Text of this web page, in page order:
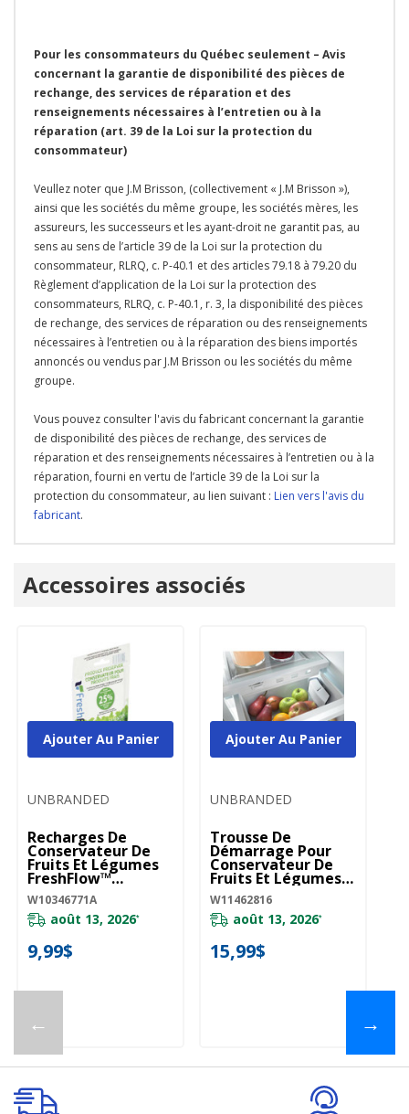
Pour les consommateurs du Québec seulement – Avis
concernant la garantie de disponibilité des pièces de
rechange, des services de réparation et des
renseignements nécessaires à l’entretien ou à la
réparation (art. 39 de la Loi sur la protection du
consommateur)
Veullez noter que J.M Brisson, (collectivement « J.M Brisson »),
ainsi que les sociétés du même groupe, les sociétés mères, les
assureurs, les successeurs et les ayant-droit ne garantit pas, au
sens au sens de l’article 39 de la Loi sur la protection du
consommateur, RLRQ, c. P-40.1 et des articles 79.18 à 79.20 du
Règlement d’application de la Loi sur la protection des
consommateurs, RLRQ, c. P-40.1, r. 3, la disponibilité des pièces
de rechange, des services de réparation ou des renseignements
nécessaires à l’entretien ou à la réparation des biens importés
annoncés ou vendus par J.M Brisson ou les sociétés du même
groupe.
Vous pouvez consulter l'avis du fabricant concernant la garantie
de disponibilité des pièces de rechange, des services de
réparation et des renseignements nécessaires à l’entretien ou à la
réparation, fourni en vertu de l’article 39 de la Loi sur la
protection du consommateur, au lien suivant : Lien vers l'avis du
fabricant.
Accessoires associés
←
UNBRANDED
Recharges De
Conservateur De
Fruits Et Légumes
FreshFlow™
W10346771A
W10346771A
août 13, 2026*
9,99$
Ajouter Au Panier
UNBRANDED
Trousse De
Démarrage Pour
Conservateur De
Fruits Et Légumes
W11462816
W11462816
août 13, 2026*
15,99$
Ajouter Au Panier
→